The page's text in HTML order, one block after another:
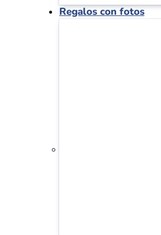
Regalos con fotos